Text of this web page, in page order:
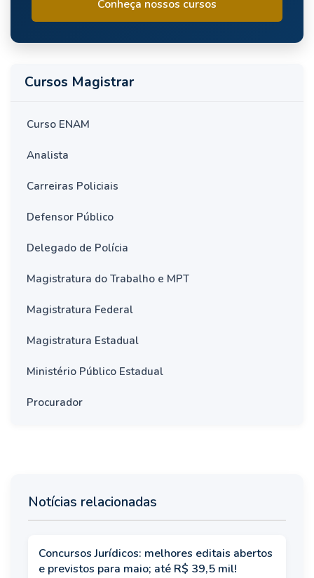
Conheça nossos cursos
Cursos Magistrar
Curso ENAM
Analista
Carreiras Policiais
Defensor Público
Delegado de Polícia
Magistratura do Trabalho e MPT
Magistratura Federal
Magistratura Estadual
Ministério Público Estadual
Procurador
Notícias relacionadas
Concursos Jurídicos: melhores editais abertos
e previstos para maio; até R$ 39,5 mil!